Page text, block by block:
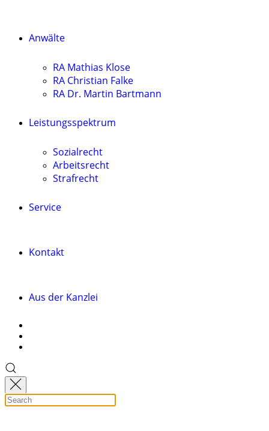
Anwälte
RA Mathias Klose
RA Christian Falke
RA Dr. Martin Bartmann
Leistungsspektrum
Sozialrecht
Arbeitsrecht
Strafrecht
Service
Kontakt
Aus der Kanzlei